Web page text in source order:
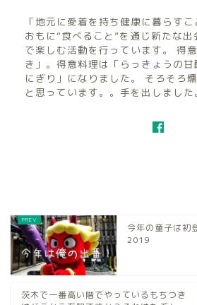
「地元に愛着を持ち健康に暮らすこ
おもに“食べること”を通じ新たな
で楽しむ活動を行っています。 得
き」。得意料理は「らっきょうの
にぎり」になりました。 そろそろ
と思っています。。手を出しまし
今年の童子は初
2019
茨木で一番高い階でやっているもちつき